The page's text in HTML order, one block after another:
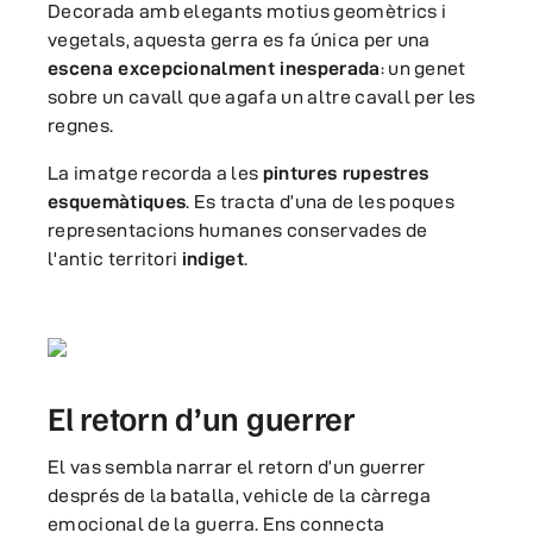
Decorada amb elegants motius geomètrics i
vegetals, aquesta gerra es fa única per una
escena excepcionalment inesperada: un genet
sobre un cavall que agafa un altre cavall per les
regnes.
La imatge recorda a les pintures rupestres
esquemàtiques. Es tracta d’una de les poques
representacions humanes conservades de
l'antic territori indiget.
El retorn d’un guerrer
El vas sembla narrar el retorn d’un guerrer
després de la batalla, vehicle de la càrrega
emocional de la guerra. Ens connecta